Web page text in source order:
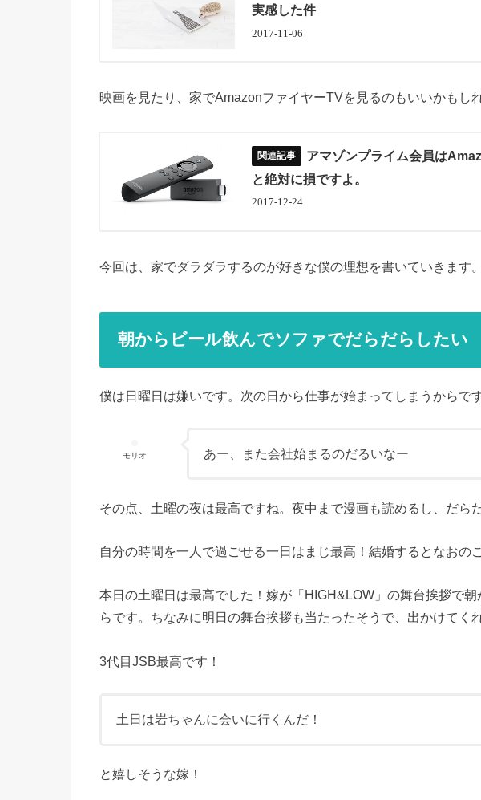
実感した件
2017-11-06
映画を見たり、家でAmazonファイヤーTVを見るのもいいかもし
アマゾンプライム会員は
と絶対に損ですよ。
2017-12-24
今回は、家でダラダラするのが好きな僕の理想を書いていきます。
朝からビール飲んでソファでだらだらしたい
僕は日曜日は嫌いです。次の日から仕事が始まってしまうからで
モリオ あー、また会社始まるのだるいなー
その点、土曜の夜は最高ですね。夜中まで漫画も読めるし、だら
自分の時間を一人で過ごせる一日はまじ最高！結婚するとなおの
本日の土曜日は最高でした！嫁が「HIGH&LOW」の舞台挨拶で
らです。ちなみに明日の舞台挨拶も当たったそうで、出かけてくれ
3代目JSB最高です！
土日は岩ちゃんに会いに行くんだ！
と嬉しそうな嫁！